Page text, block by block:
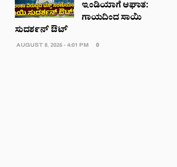
ಇಂಡಿಯಾಗೆ ಆಘಾತ:
ಗಾಯದಿಂದ ಸಾಯಿ
ಸುದರ್ಶನ್ ಔಟ್
AUGUST 8, 2026 - 4:01 PM 0